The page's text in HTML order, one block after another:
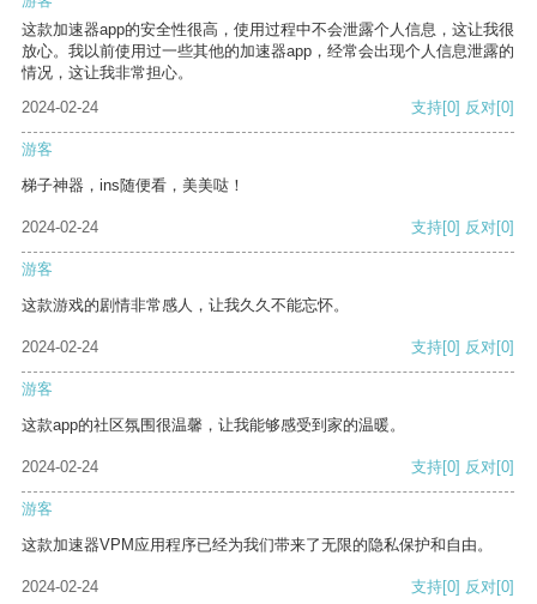
这款加速器app的安全性很高，使用过程中不会泄露个人信息，这让我很
放心。我以前使用过一些其他的加速器app，经常会出现个人信息泄露的
情况，这让我非常担心。
2024-02-24
支持[0] 反对[0]
游客
梯子神器，ins随便看，美美哒！
2024-02-24 支持[0] 反对[0]
游客
这款游戏的剧情非常感人，让我久久不能忘怀。
2024-02-24 支持[0] 反对[0]
游客
这款app的社区氛围很温馨，让我能够感受到家的温暖。
2024-02-24 支持[0] 反对[0]
游客
这款加速器VPM应用程序已经为我们带来了无限的隐私保护和自由。
2024-02-24 支持[0] 反对[0]